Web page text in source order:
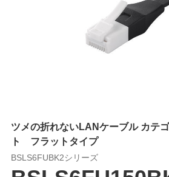
ツメの折れないLANケーブル カテ
ト フラットタイプ
BSLS6FUBK2シリーズ